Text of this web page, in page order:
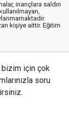
inançlara saldırı
kişiye aittir. Eğitim
bizim için çok
soru